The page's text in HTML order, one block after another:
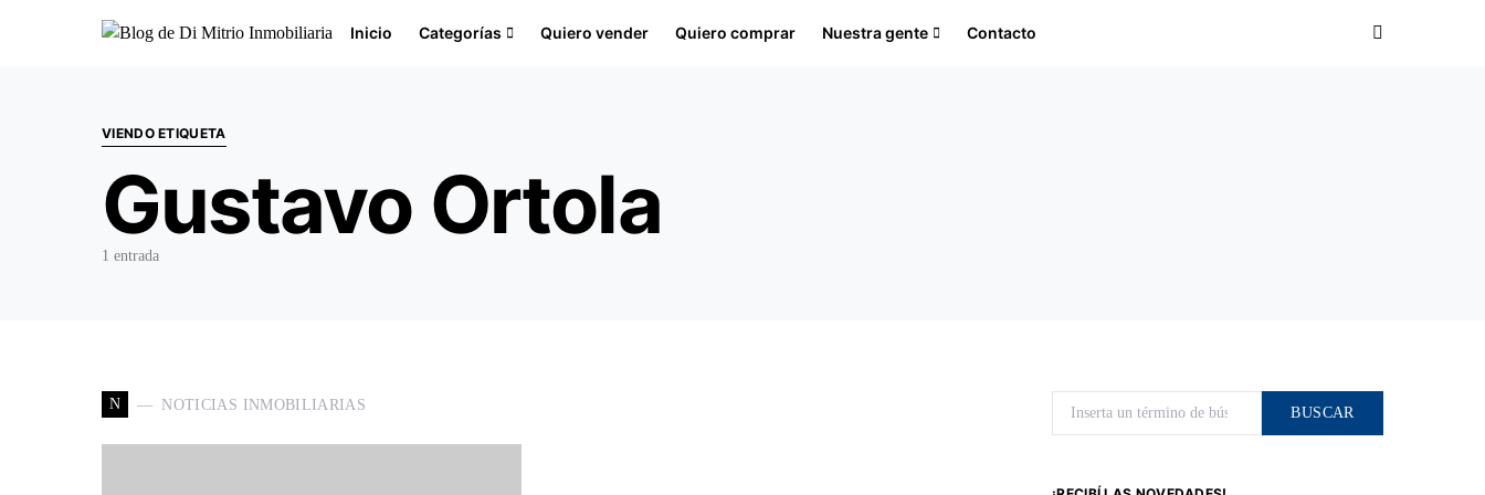
Inicio Categorías Quiero vender Quiero comprar Nuestra gente Contacto
Buscar por:
VIENDO ETIQUETA
Gustavo Ortola
1 entrada
N NOTICIAS INMOBILIARIAS BUSCAR